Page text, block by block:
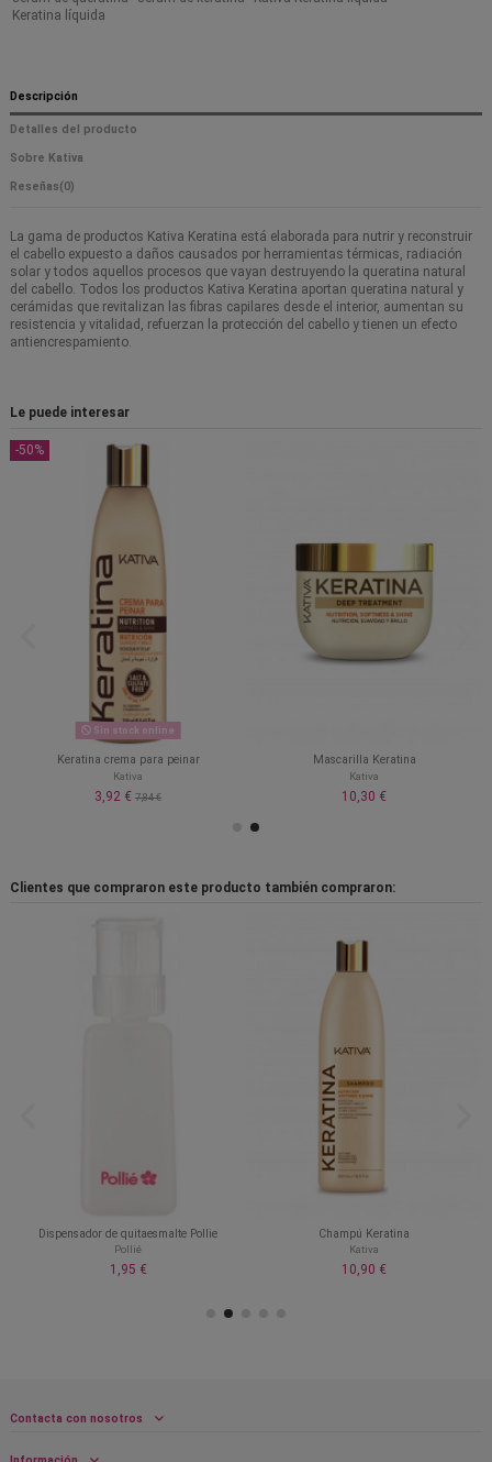
Keratina líquida
Descripción
Detalles del producto
Sobre Kativa
Reseñas(0)
La gama de productos Kativa Keratina está elaborada para nutrir y reconstruir
el cabello expuesto a daños causados por herramientas térmicas, radiación
solar y todos aquellos procesos que vayan destruyendo la queratina natural
del cabello. Todos los productos Kativa Keratina aportan queratina natural y
cerámidas que revitalizan las fibras capilares desde el interior, aumentan su
resistencia y vitalidad, refuerzan la protección del cabello y tienen un efecto
antiencrespamiento.
Le puede interesar
-50%
Sin stock online
Keratina crema para peinar
Kativa
3,92 € 7,84 €
Mascarilla Keratina
Kativa
10,30 €
Clientes que compraron este producto también compraron:
Dispensador de quitaesmalte Pollie
Pollié
1,95 €
Champú Keratina
Kativa
10,90 €
Contacta con nosotros